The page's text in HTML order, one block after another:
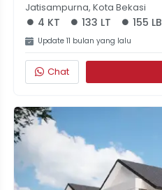
Jatisampurna, Kota Bekasi
4 KT 133 LT 155 LB
Update 11 bulan yang lalu
Chat